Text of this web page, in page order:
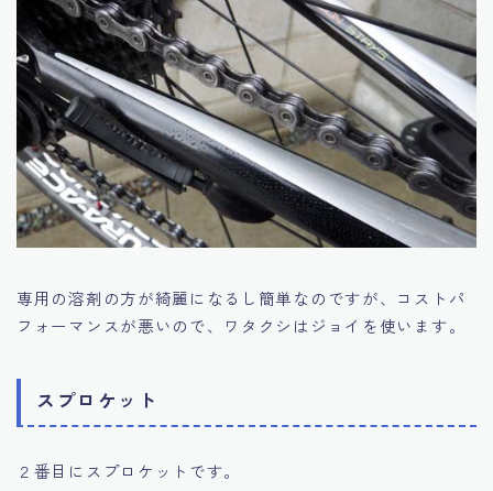
専用の溶剤の方が綺麗になるし簡単なのですが、コストパ
フォーマンスが悪いので、ワタクシはジョイを使います。
スプロケット
２番目にスプロケットです。